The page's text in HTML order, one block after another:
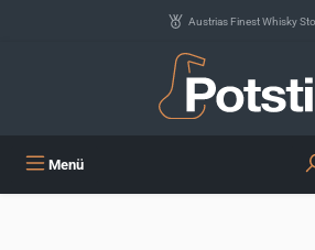
Austrias Finest Whisky
Menü